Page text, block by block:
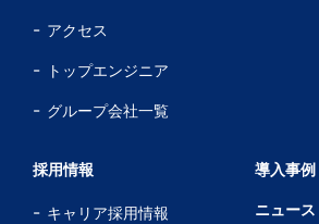
アクセス
トップエンジニア
グループ会社一覧
採用情報
キャリア採用情報
導入事例
ニュース